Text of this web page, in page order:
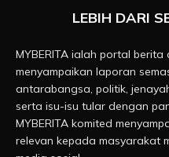
LEBIH DARI
MYBERITA ialah portal
menyampaikan laporan
antarabangsa, politik,
serta isu-isu tular dengan
MYBERITA komited
relevan kepada masyarakat